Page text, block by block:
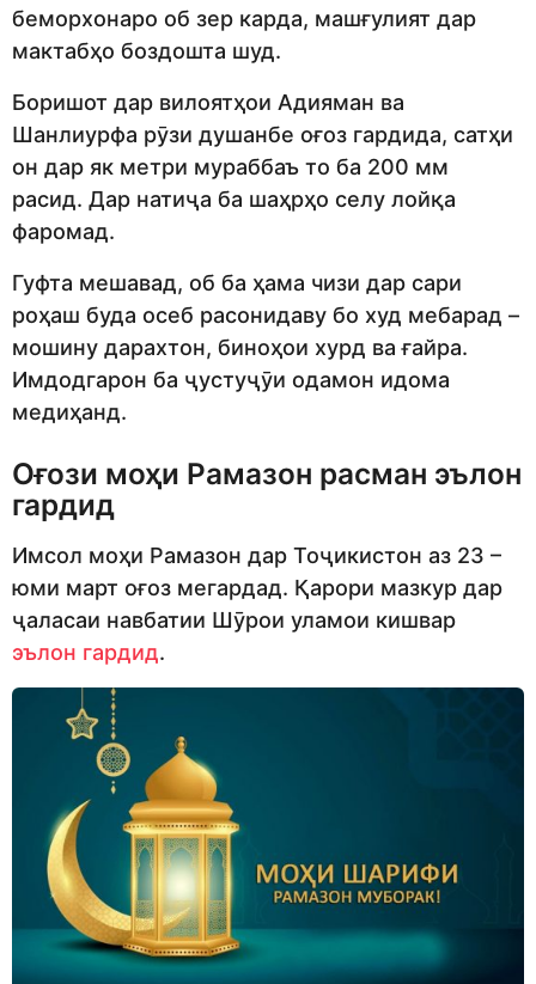
беморхонаро об зер карда, машғулият дар
мактабҳо боздошта шуд.
Боришот дар вилоятҳои Адияман ва
Шанлиурфа рӯзи душанбе оғоз гардида, сатҳи
он дар як метри мураббаъ то ба 200 мм
расид. Дар натиҷа ба шаҳрҳо селу лойқа
фаромад.
Гуфта мешавад, об ба ҳама чизи дар сари
роҳаш буда осеб расонидаву бо худ мебарад –
мошину дарахтон, биноҳои хурд ва ғайра.
Имдодгарон ба ҷустуҷӯи одамон идома
медиҳанд.
Оғози моҳи Рамазон расман эълон
гардид
Имсол моҳи Рамазон дар Тоҷикистон аз 23 –
юми март оғоз мегардад. Қарори мазкур дар
ҷаласаи навбатии Шӯрои уламои кишвар
эълон гардид.